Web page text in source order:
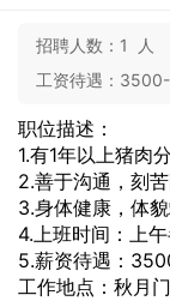
招聘人数： 1 人
工资待遇：
职位描述：
1.有1年以上猪肉
2.善于沟通，刻
3.身体健康，体貌
4.上班时间：上午
5.薪资待遇：
工作地点：秋月